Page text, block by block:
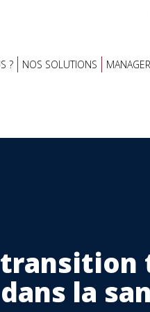
? NOS SOLUTIONS
transition
la